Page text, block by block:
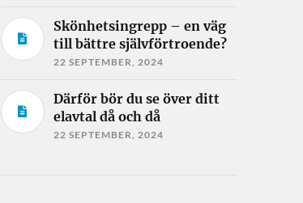
Skönhetsingrepp – en väg
till bättre självförtroende?
22 SEPTEMBER, 2024
Därför bör du se över ditt
elavtal då och då
22 SEPTEMBER, 2024